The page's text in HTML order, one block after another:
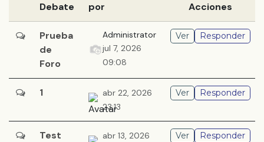
Debate
por
Acciones
Prueba
de
Foro
Administrator
jul 7, 2026
09:08
Ver Responder
1
abr 22, 2026
23:13
Ver Responder
Test
abr 13, 2026
Ver Responder